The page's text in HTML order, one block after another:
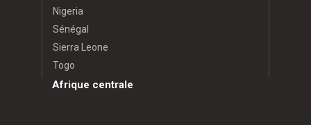
Nigeria
Sénégal
Sierra Leone
Togo
Afrique centrale